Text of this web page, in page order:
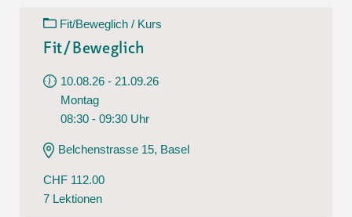
Fit/Beweglich / Kurs
Fit/Beweglich
10.08.26 - 21.09.26
Montag
08:30 - 09:30 Uhr
Belchenstrasse 15, Basel
CHF 112.00
7 Lektionen